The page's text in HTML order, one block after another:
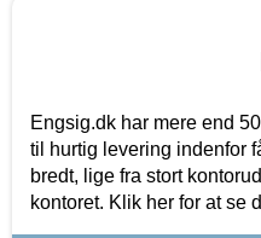
Engsig.dk har mere end
til hurtig levering indenfor
bredt, lige fra stort
kontoret. Klik her for at se